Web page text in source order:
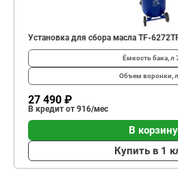
Установка для сбора масла TF-
Ёмкость бака, л
Объем воронки, л
27 490 ₽
В кредит от 916/мес
В корзину
Купить в 1